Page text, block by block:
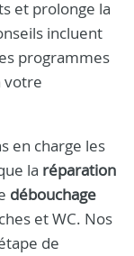
et prolonge la
incluent
programmes
votre
en charge les
la réparation
débouchage
et WC. Nos
de